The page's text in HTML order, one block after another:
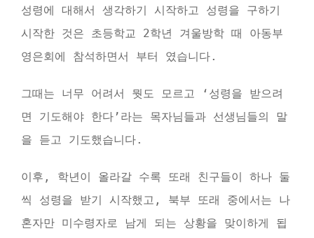
성령에 대해서 생각하기 시작하고 성령을 구하기
시작한 것은 초등학교 2학년 겨울방학 때 아동부
영은회에 참석하면서 부터 였습니다.
그때는 너무 어려서 뭣도 모르고 ‘성령을 받으려
면 기도해야 한다’라는 목자님들과 선생님들의 말
을 듣고 기도했습니다.
이후, 학년이 올라갈 수록 또래 친구들이 하나 둘
씩 성령을 받기 시작했고, 북부 또래 중에서는 나
혼자만 미수령자로 남게 되는 상황을 맞이하게 됩